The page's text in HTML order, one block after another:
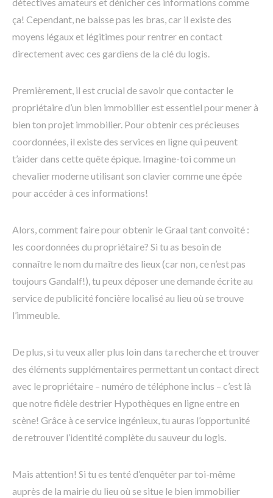
ça! Cependant, ne baisse pas les bras, car il existe des
moyens légaux et légitimes pour rentrer en contact
directement avec ces gardiens de la clé du logis.
Premièrement, il est crucial de savoir que contacter le
propriétaire d’un bien immobilier est essentiel pour mener à
bien ton projet immobilier. Pour obtenir ces précieuses
coordonnées, il existe des services en ligne qui peuvent
t’aider dans cette quête épique. Imagine-toi comme un
chevalier moderne utilisant son clavier comme une épée
pour accéder à ces informations!
Alors, comment faire pour obtenir le Graal tant convoité :
les coordonnées du propriétaire? Si tu as besoin de
connaître le nom du maître des lieux (car non, ce n’est pas
toujours Gandalf!), tu peux déposer une demande écrite au
service de publicité foncière localisé au lieu où se trouve
l’immeuble.
De plus, si tu veux aller plus loin dans ta recherche et trouver
des éléments supplémentaires permettant un contact direct
avec le propriétaire – numéro de téléphone inclus – c’est là
que notre fidèle destrier Hypothèques en ligne entre en
scène! Grâce à ce service ingénieux, tu auras l’opportunité
de retrouver l’identité complète du sauveur du logis.
Mais attention! Si tu es tenté d’enquêter par toi-même
auprès de la mairie du lieu où se situe le bien immobilier